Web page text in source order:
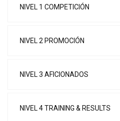
NIVEL 1 COMPETICIÓN
NIVEL 2 PROMOCIÓN
NIVEL 3 AFICIONADOS
NIVEL 4 TRAINING & RESULTS